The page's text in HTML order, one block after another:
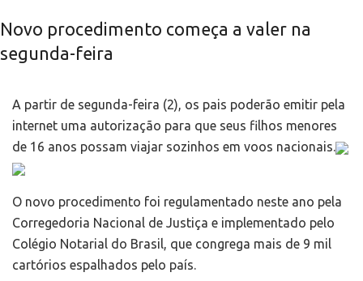
Novo procedimento começa a valer na
segunda-feira
A partir de segunda-feira (2), os pais poderão emitir pela
internet uma autorização para que seus filhos menores
de 16 anos possam viajar sozinhos em voos nacionais.
O novo procedimento foi regulamentado neste ano pela
Corregedoria Nacional de Justiça e implementado pelo
Colégio Notarial do Brasil, que congrega mais de 9 mil
cartórios espalhados pelo país.